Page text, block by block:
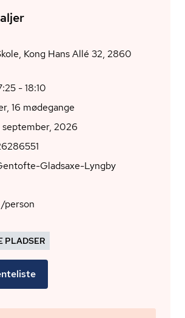
Kong Hans Allé 32, 2860
- 18:10
16 mødegange
september, 2026
Gladsaxe-Lyngby
/person
PLADSER